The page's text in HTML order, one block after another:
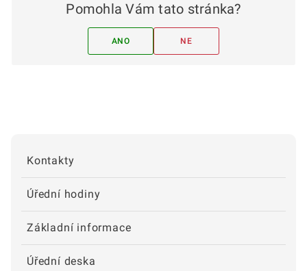
Kontakty
Úřední hodiny
Základní informace
Úřední deska
Pomohla Vám tato stránka?
ANO NE